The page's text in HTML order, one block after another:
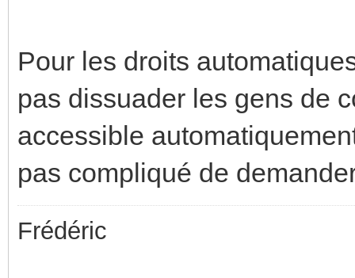
Pour les droits
pas dissuader les gens de
accessible
pas compliqué de
Frédéric